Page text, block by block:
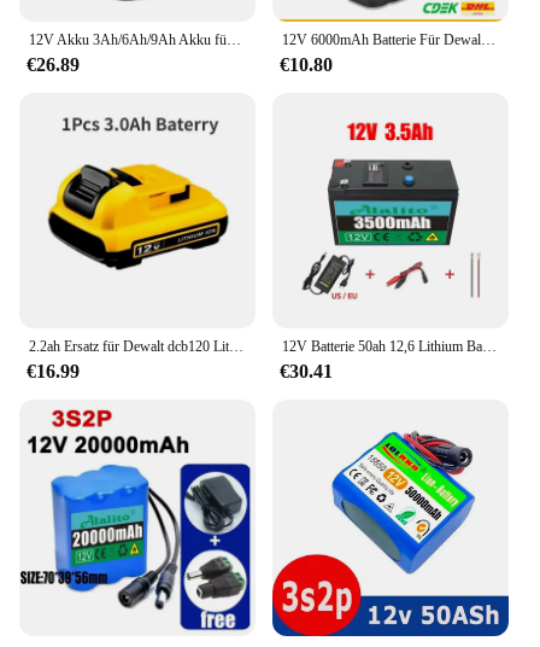
€26.89
12V 6000mAh Batterie Für Dewalt Akku DCB120 DCB127 DCB121 DCB119 DCR020-GB DCF815D2 Power Werkzeug Batterie Für Dewalt
€10.80
2.2ah Ersatz für Dewalt dcb120 Lithium-Ionen-Batterien 12v 3ah Batterie dcb123 dcb125 dcb124 dcb122 dcd710 Elektro werkzeug batterie
€16.99
12V Batterie 50ah 12,6 Lithium Batterie pack wiederauf ladbare Batterie für Solarenergie Elektro fahrzeug Batterie 2. 7 v3a Ladegerät
€30.41